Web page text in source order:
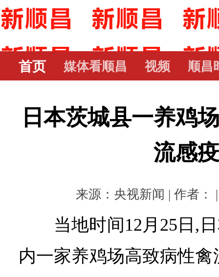
首页 媒体看顺昌 视频 顺昌
日本茨城县一养鸡
流感
来源：央视新闻 | 作者：
当地时间12月25日,
内一家养鸡场高致病性